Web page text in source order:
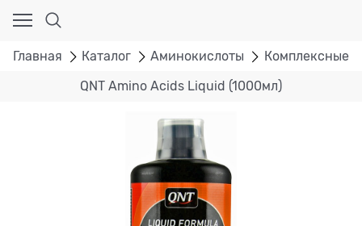
Главная Каталог Аминокислоты Комплексные
QNT Amino Acids Liquid (1000мл)